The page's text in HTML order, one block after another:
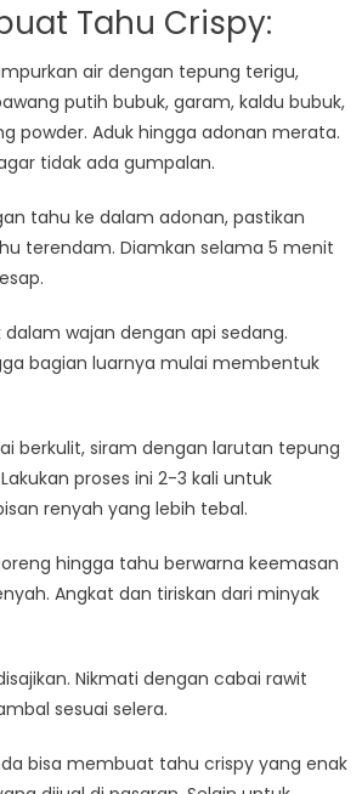
Tahu Crispy:
air dengan tepung terigu,
putih bubuk, garam, kaldu bubuk,
powder. Aduk hingga adonan merata.
tidak ada gumpalan.
tahu ke dalam adonan, pastikan
terendam. Diamkan selama 5 menit
dalam wajan dengan api sedang.
bagian luarnya mulai membentuk
berkulit, siram dengan larutan tepung
proses ini 2-3 kali untuk
renyah yang lebih tebal.
hingga tahu berwarna keemasan
Angkat dan tiriskan dari minyak
Nikmati dengan cabai rawit
sesuai selera.
bisa membuat tahu crispy yang enak